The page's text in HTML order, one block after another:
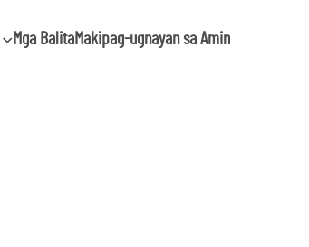
Mga BalitaMakipag-ugnayan sa Amin